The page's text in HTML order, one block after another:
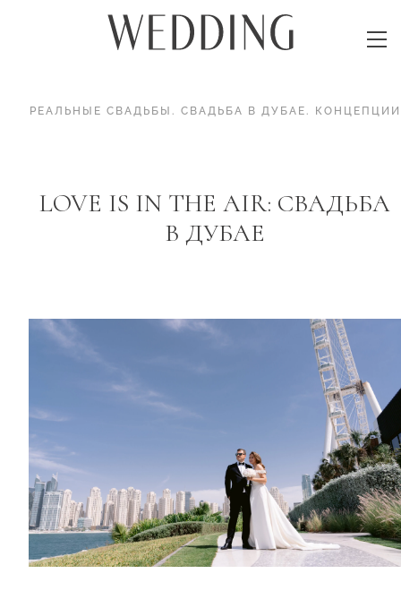
РЕАЛЬНЫЕ СВАДЬБЫ . СВАДЬБА В ДУБАЕ. КОНЦЕПЦИИ
LOVE IS IN THE AIR: СВАДЬБА
В ДУБАЕ